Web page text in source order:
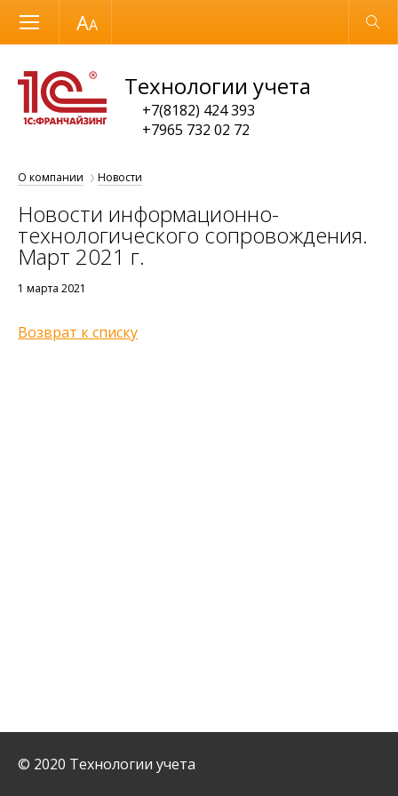
Размер шрифта Обычная версия
Технологии учета
+7(8182) 424 393
+7965 732 02 72
О компании Новости
Новости информационно-
технологического сопровождения.
Март 2021 г.
1 марта 2021
Возврат к списку
© 2020 Технологии учета